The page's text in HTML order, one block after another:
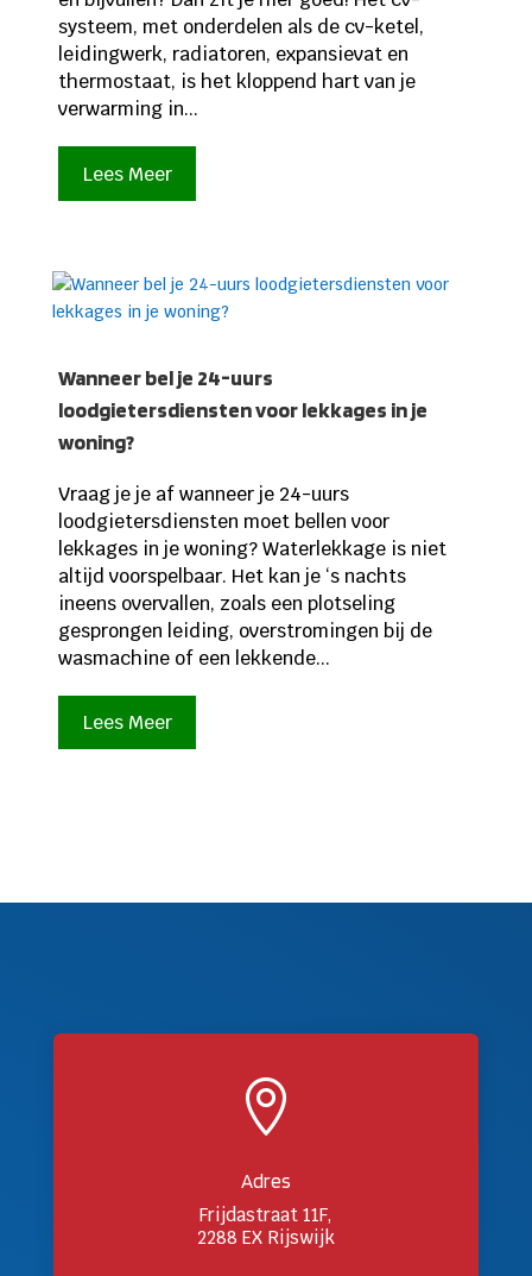
systeem, met onderdelen als de cv-ketel,
leidingwerk, radiatoren, expansievat en
thermostaat, is het kloppend hart van je
verwarming in...
Lees Meer
Wanneer bel je 24-uurs
loodgietersdiensten voor lekkages in je
woning?
Vraag je je af wanneer je 24-uurs
loodgietersdiensten moet bellen voor
lekkages in je woning? Waterlekkage is niet
altijd voorspelbaar. Het kan je ‘s nachts
ineens overvallen, zoals een plotseling
gesprongen leiding, overstromingen bij de
wasmachine of een lekkende...
Lees Meer

Adres
Frijdastraat 11F,
2288 EX Rijswijk